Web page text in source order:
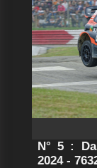
N° 5 :
2024 -